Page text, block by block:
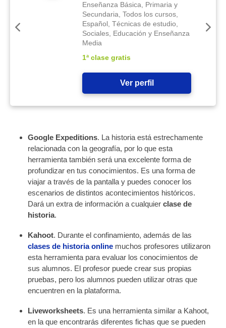
Enseñanza Básica, Primaria y
Secundaria, Todos los cursos,
Español, Técnicas de estudio,
Sociales, Educación y Enseñanza
Media
1ª clase gratis
Ver perfil
Google Expeditions. La historia está estrechamente
relacionada con la geografía, por lo que esta
herramienta también será una excelente forma de
profundizar en tus conocimientos. Es una forma de
viajar a través de la pantalla y puedes conocer los
escenarios de distintos acontecimientos históricos.
Dará un extra de información a cualquierclase de
historia.
Kahoot. Durante el confinamiento, además de las
clases de historia online muchos profesores utilizaron
esta herramienta para evaluar los conocimientos de
sus alumnos. El profesor puede crear sus propias
pruebas, pero los alumnos pueden utilizar otras que
encuentren en la plataforma.
Liveworksheets. Es una herramienta similar a Kahoot,
en la que encontrarás diferentes fichas que se pueden